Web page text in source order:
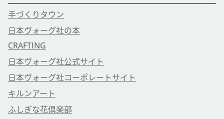
手づくりタウン
日本ヴォーグ社の本
CRAFTING
日本ヴォーグ社公式サイト
日本ヴォーグ社コーポレートサイト
キルンアート
ふしぎな花倶楽部